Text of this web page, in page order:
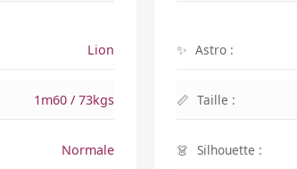
Lion
1m60 / 73kgs
Normale
Astro :
Taille :
Silhouette :